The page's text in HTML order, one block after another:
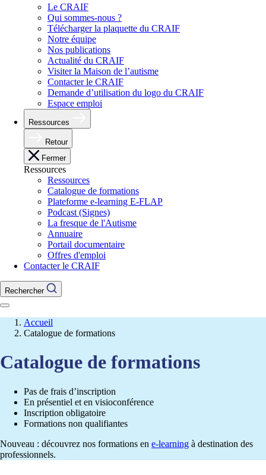
Le CRAIF
Qui sommes-nous ?
Télécharger la plaquette du CRAIF
Notre équipe
Nos publications
Actualité du CRAIF
Visiter la Maison de l’autisme
Contacter le CRAIF
Demande d’utilisation du logo du CRAIF
Espace emploi
Ressources
Retour
Fermer
Ressources
Ressources
Catalogue de formations
Plateforme e-learning E-FLAP
Podcast (Signes)
La fresque de l'Autisme
Annuaire
Portail documentaire
Offres d'emploi
Contacter le CRAIF
Rechercher
Accueil
Catalogue de formations
Catalogue de formations
Pas de frais d’inscription
En présentiel et en visioconférence
Inscription obligatoire
Formations non qualifiantes
Nouveau : découvrez nos formations en e-learning à destination des
professionnels.